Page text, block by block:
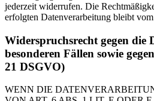
jederzeit widerrufen. Die
erfolgten Datenverarbeitung bleibt
Widerspruchsrecht gegen die
besonderen Fällen sowie
21 DSGVO)
WENN DIE